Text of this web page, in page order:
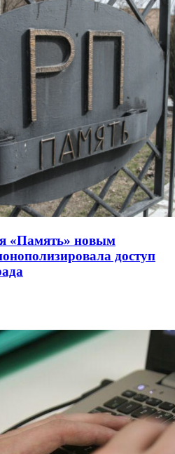
«Память» новым
доступ